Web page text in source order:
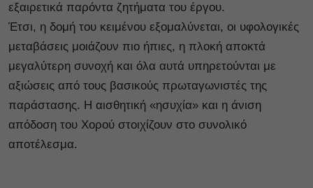
εξαιρετικά παρόντα ζητήματα του έργου.
Έτσι, η δομή του κειμένου εξομαλύνεται, οι υφολογικές
μεταβάσεις μοιάζουν πιο ήπιες, η πλοκή αποκτά
μεγαλύτερη συνοχή και όλα αυτά υπηρετούνται με
αξιώσεις από τους βασικούς πρωταγωνιστές της
παράστασης. Η αισθητική «ησυχία» και η άνιση
απόδοση του Χορού στοιχίζουν στο συνολικό
αποτέλεσμα.